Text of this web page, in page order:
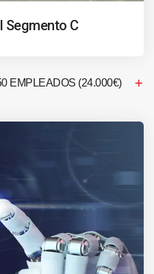
Segmento C
EMPLEADOS (24.000€)